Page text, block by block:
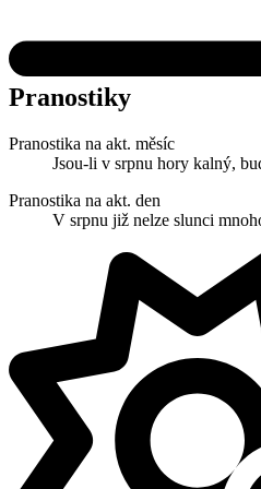
Pranostiky
Pranostika na akt. měsíc
Jsou-li v srpnu hory kalný,
Pranostika na akt. den
V srpnu již nelze slunci